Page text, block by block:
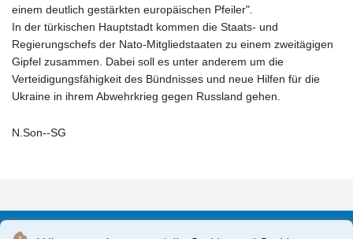
einem deutlich gestärkten europäischen Pfeiler".
In der türkischen Hauptstadt kommen die Staats- und
Regierungschefs der Nato-Mitgliedstaaten zu einem zweitägigen
Gipfel zusammen. Dabei soll es unter anderem um die
Verteidigungsfähigkeit des Bündnisses und neue Hilfen für die
Ukraine in ihrem Abwehrkrieg gegen Russland gehen.
N.Son--SG